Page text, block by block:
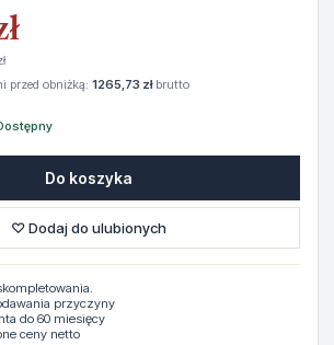
przed obniżką: 1265,73 złbrutto
Do koszyka
♡ Dodaj do ulubionych
przyczyny
do 60 miesięcy
ceny netto